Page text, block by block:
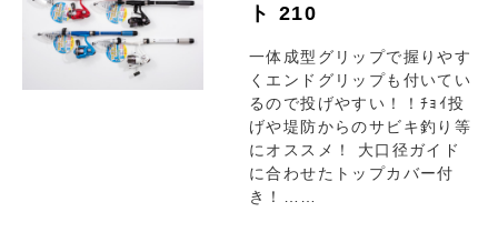
ト 210
一体成型グリップで握りやす
くエンドグリップも付いてい
るので投げやすい！！ﾁｮｲ投
げや堤防からのサビキ釣り等
にオススメ！ 大口径ガイド
に合わせたトップカバー付
き！……